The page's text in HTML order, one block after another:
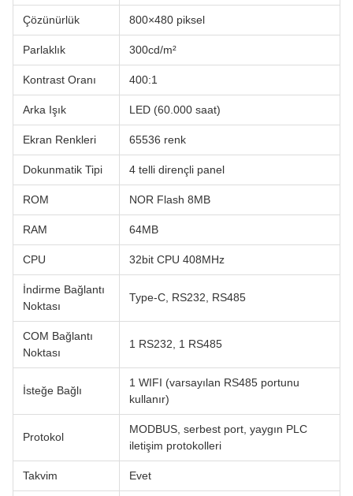
Çözünürlük 800×480 piksel
Parlaklık 300cd/m²
Kontrast Oranı 400:1
Arka Işık LED (60.000 saat)
Ekran Renkleri 65536 renk
Dokunmatik Tipi 4 telli dirençli panel
ROM NOR Flash 8MB
RAM 64MB
CPU 32bit CPU 408MHz
İndirme Bağlantı
Noktası
Type-C, RS232, RS485
COM Bağlantı
Noktası
1 RS232, 1 RS485
İsteğe Bağlı
1 WIFI (varsayılan RS485 portunu
kullanır)
Protokol
MODBUS, serbest port, yaygın PLC
iletişim protokolleri
Takvim Evet